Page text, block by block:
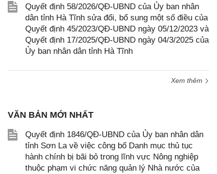
Quyết định 58/2026/QĐ-UBND của Ủy ban nhân
dân tỉnh Hà Tĩnh sửa đổi, bổ sung một số điều của
Quyết định 45/2023/QĐ-UBND ngày 05/12/2023 và
Quyết định 17/2025/QĐ-UBND ngày 04/3/2025 của
Ủy ban nhân dân tỉnh Hà Tĩnh
Xem thêm
VĂN BẢN MỚI NHẤT
Quyết định 1846/QĐ-UBND của Ủy ban nhân dân
tỉnh Sơn La về việc công bố Danh mục thủ tục
hành chính bị bãi bỏ trong lĩnh vực Nông nghiệp
thuộc phạm vi chức năng quản lý Nhà nước của